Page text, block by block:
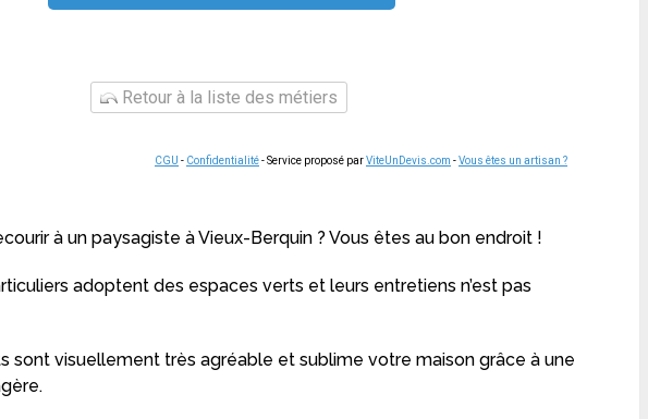
Retour à la liste des métiers
CGU - Confidentialité- Service proposé parViteUnDevis.com -Vous êtes un artisan ?
à un paysagiste à Vieux-Berquin ? Vous êtes au bon endroit !
adoptent des espaces verts et leurs entretiens n’est pas
sont visuellement très agréable et sublime votre maison grâce à une